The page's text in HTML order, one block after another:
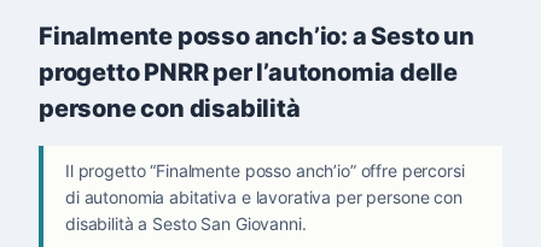
Finalmente posso anch’io: a Sesto un
progetto PNRR per l’autonomia delle
persone con disabilità
Il progetto “Finalmente posso anch’io” offre percorsi
di autonomia abitativa e lavorativa per persone con
disabilità a Sesto San Giovanni.